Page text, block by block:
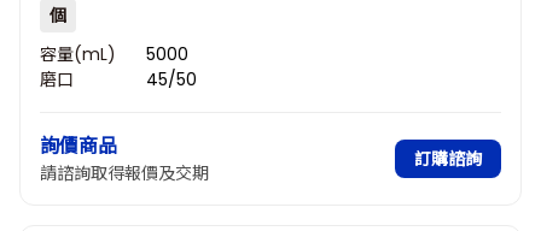
個
容量(mL)
5000
磨口
45/50
詢價商品
請諮詢取得報價及交期
訂購諮詢